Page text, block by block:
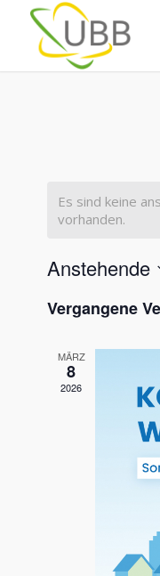
Es sind keine
vorhanden.
Anstehende
wählen.
Vergangene
MÄRZ
8
2026